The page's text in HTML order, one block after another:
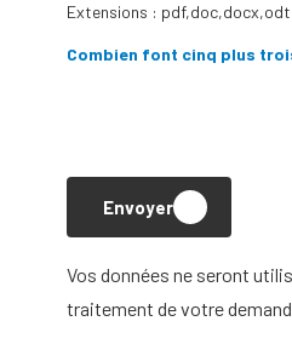
Extensions :
Combien font cinq plus
Envoyer
Vos données ne seront
traitement de votre